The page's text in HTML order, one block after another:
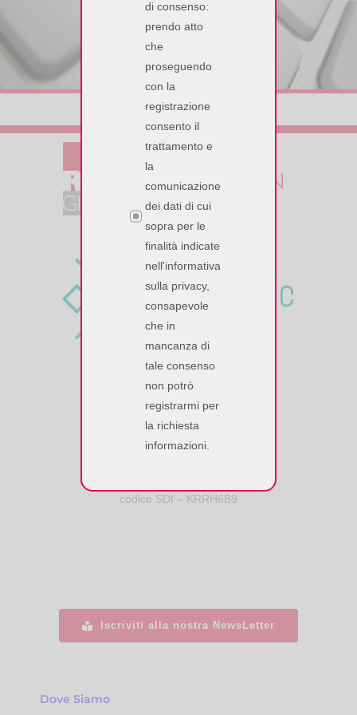
CONTATTACI
SOFTWORK SrL
Via Giuseppe Zanardelli, 13/A
25062 Concesio (BS), Italy
codice SDI – KRRH6B9
Iscriviti alla nostra NewsLetter
Dove Siamo
di consenso:
prendo atto
che
proseguendo
con la
registrazione
consento il
trattamento e
la
comunicazione
dei dati di cui
sopra per le
finalità indicate
nell'informativa
sulla privacy,
consapevole
che in
mancanza di
tale consenso
non potrò
registrarmi per
la richiesta
informazioni.